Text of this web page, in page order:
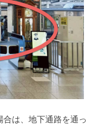
は、地下通路を通っ